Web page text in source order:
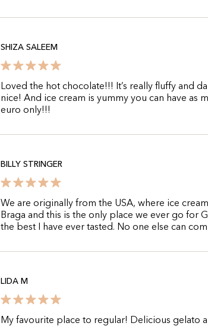
SHIZA SALEEM
Loved the hot chocolate!!! It’s really fluffy and
nice! And ice cream is yummy you can have as
euro only!!!
BILLY STRINGER
We are originally from the USA, where ice
Braga and this is the only place we ever go for
the best I have ever tasted. No one else can
LIDA M
My favourite place to regular! Delicious gelato